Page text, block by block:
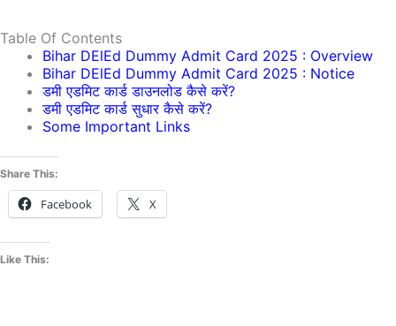
Table Of Contents
Bihar DElEd Dummy Admit Card 2025 : Overview
Bihar DElEd Dummy Admit Card 2025 : Notice
डमी एडमिट कार्ड डाउनलोड कैसे करें?
डमी एडमिट कार्ड सुधार कैसे करें?
Some Important Links
Share This:
Facebook X
Like This: